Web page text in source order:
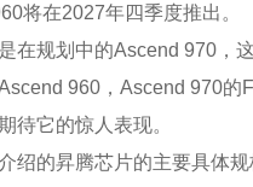
将在2027年四季度推出。
在规划中的Ascend 970，
960，Ascend 970
待它的惊人表现。
绍的昇腾芯片的主要具体